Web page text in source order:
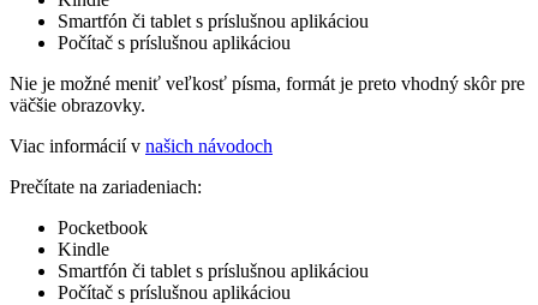
Smartfón či tablet s príslušnou aplikáciou
Počítač s príslušnou aplikáciou
Nie je možné meniť veľkosť písma, formát je preto vhodný skôr pre
väčšie obrazovky.
Viac informácií v našich návodoch
Prečítate na zariadeniach:
Pocketbook
Kindle
Smartfón či tablet s príslušnou aplikáciou
Počítač s príslušnou aplikáciou